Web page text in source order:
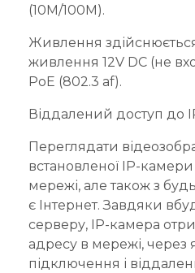
(10M/100M).
Живлення
живлення 12V DC (не
PoE (802.3 af).
Віддалений доступ до
Переглядати
встановленої IP-
мережі, але також з
є Інтернет. Завдяки
серверу, IP-камера
адресу в мережі, через
підключення і